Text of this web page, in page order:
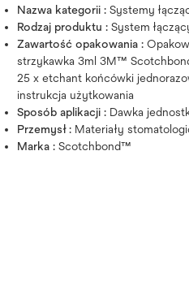
Nazwa kategorii :Systemy
Rodzaj produktu :System
Zawartość opakowania :
strzykawka 3ml 3M™
25 x etchant końcówki
instrukcja użytkowania
Sposób aplikacji : Dawka
Przemysł : Materiały
Marka :Scotchbond™